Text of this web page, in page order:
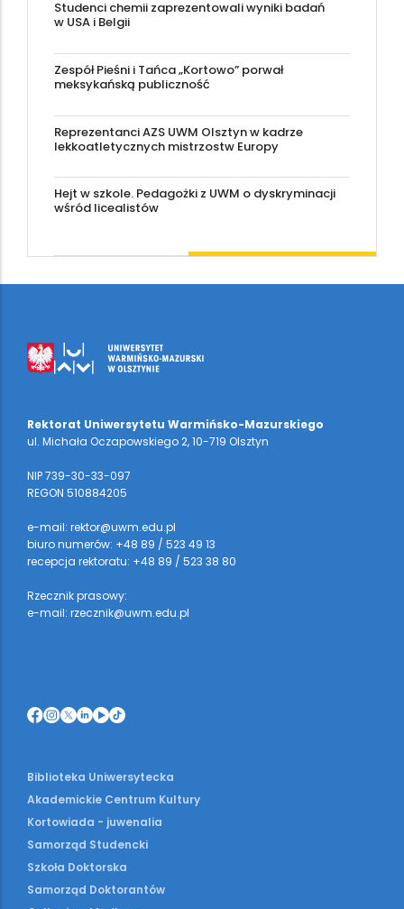
Studenci chemii zaprezentowali wyniki badań
w USA i Belgii
Zespół Pieśni i Tańca „Kortowo” porwał
meksykańską publiczność
Reprezentanci AZS UWM Olsztyn w kadrze
lekkoatletycznych mistrzostw Europy
Hejt w szkole. Pedagożki z UWM o dyskryminacji
wśród licealistów
Rektorat Uniwersytetu Warmińsko-Mazurskiego
ul. Michała Oczapowskiego 2, 10-719 Olsztyn
NIP 739-30-33-097
REGON 510884205
e-mail: rektor@uwm.edu.pl
biuro numerów: +48 89 / 523 49 13
recepcja rektoratu: +48 89 / 523 38 80
Rzecznik prasowy:
e-mail: rzecznik@uwm.edu.pl
Biblioteka Uniwersytecka
Akademickie Centrum Kultury
Kortowiada - juwenalia
Samorząd Studencki
Szkoła Doktorska
Samorząd Doktorantów